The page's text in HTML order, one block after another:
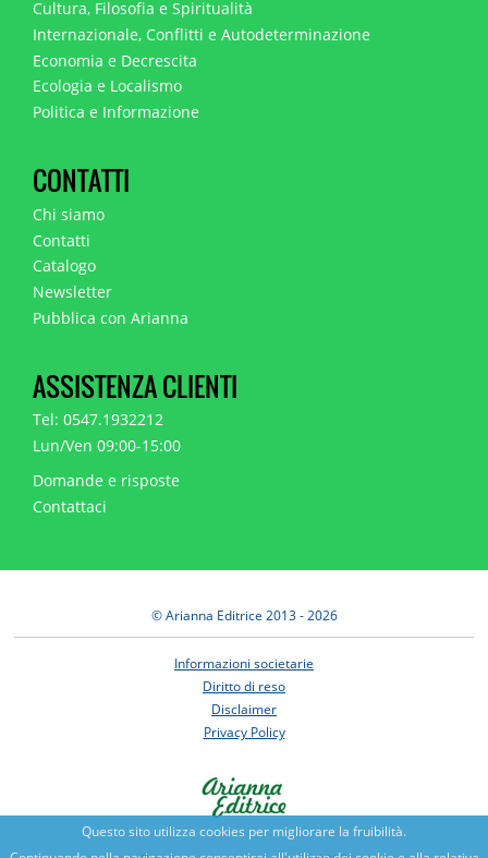
Questo sito utilizza cookies per migliorare la fruibilità.
Cultura, Filosofia e Spiritualità
Internazionale, Conflitti e Autodeterminazione
Economia e Decrescita
Ecologia e Localismo
Politica e Informazione
CONTATTI
Chi siamo
Contatti
Catalogo
Newsletter
Pubblica con Arianna
ASSISTENZA CLIENTI
Tel: 0547.1932212
Lun/Ven 09:00-15:00
Domande e risposte
Contattaci
© Arianna Editrice 2013 - 2026
Informazioni societarie
Diritto di reso
Disclaimer
Privacy Policy